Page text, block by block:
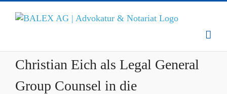
Inhalt
Christian Eich als Legal General
Group Counsel in die